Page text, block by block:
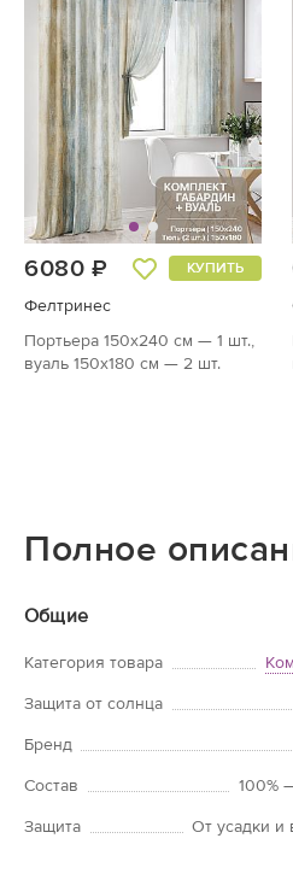
6080 ₽ КУПИТЬ
Фелтринес
Портьера 150х240 см — 1 шт.,
вуаль 150х180 см — 2 шт.
Полное
Общие
Категория товара
Защита от солнца
Бренд
Состав
100%
Защита
От усадки и